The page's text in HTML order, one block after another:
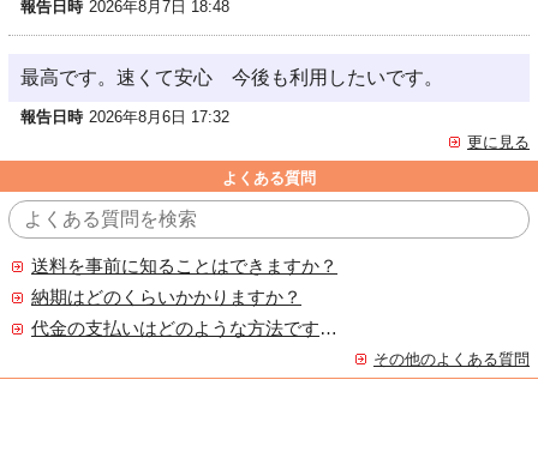
報告日時 2026年8月7日 18:48
最高です。速くて安心 今後も利用したいです。
報告日時 2026年8月6日 17:32
更に見る
よくある質問
送料を事前に知ることはできますか？
納期はどのくらいかかりますか？
代金の支払いはどのような方法ですか？
その他のよくある質問